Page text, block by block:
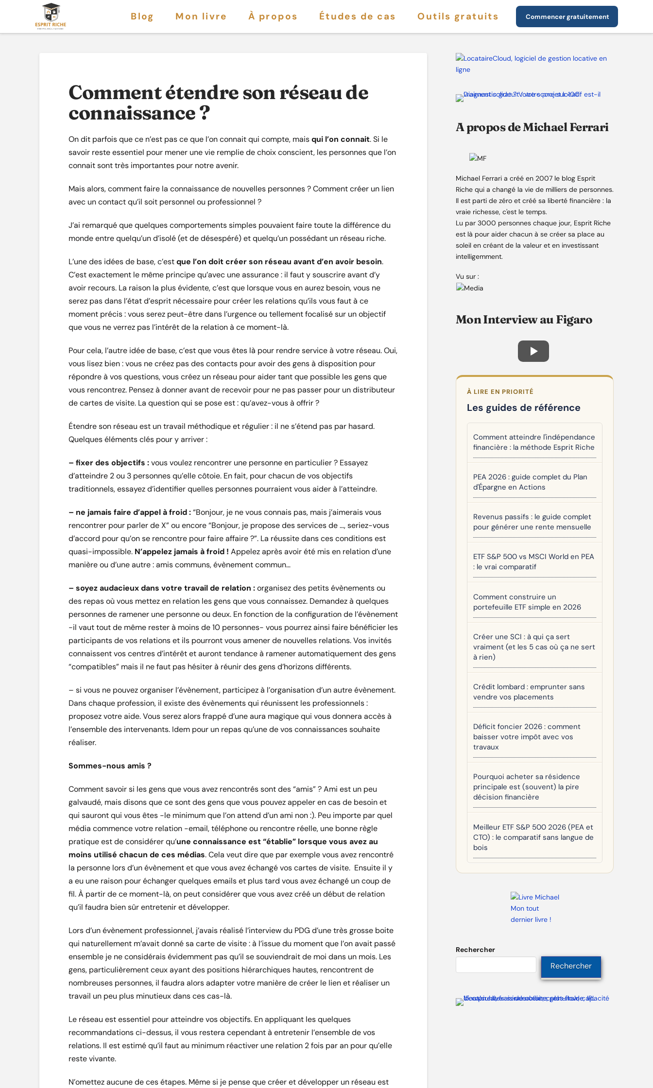
Blog Mon livre À propos Études de cas Outils gratuits Commencer gratuitement
Comment étendre son réseau de
connaissance ?
On dit parfois que ce n’est pas ce que l’on connait qui compte, maisqui l’on connait. Si le
savoir reste essentiel pour mener une vie remplie de choix conscient, les personnes que l’on
connait sont très importantes pour notre avenir.
Mais alors, comment faire la connaissance de nouvelles personnes ? Comment créer un lien
avec un contact qu’il soit personnel ou professionnel ?
J’ai remarqué que quelques comportements simples pouvaient faire toute la différence du
monde entre quelqu’un d’isolé (et de désespéré) et quelqu’un possédant un réseau riche.
L’une des idées de base, c’estque l’on doit créer son réseau avant d’en avoir besoin.
C’est exactement le même principe qu’avec une assurance : il faut y souscrire avant d’y
avoir recours. La raison la plus évidente, c’est que lorsque vous en aurez besoin, vous ne
serez pas dans l’état d’esprit nécessaire pour créer les relations qu’ils vous faut à ce
moment précis : vous serez peut-être dans l’urgence ou tellement focalisé sur un objectif
que vous ne verrez pas l’intérêt de la relation à ce moment-là.
Pour cela, l’autre idée de base, c’est que vous êtes là pour rendre service à votre réseau. Oui,
vous lisez bien : vous ne créez pas des contacts pour avoir des gens à disposition pour
répondre à vos questions, vous créez un réseau pour aider tant que possible les gens que
vous rencontrez. Pensez à donner avant de recevoir pour ne pas passer pour un distributeur
de cartes de visite. La question qui se pose est : qu’avez-vous à offrir ?
Étendre son réseau est un travail méthodique et régulier : il ne s’étend pas par hasard.
Quelques éléments clés pour y arriver :
– fixer des objectifs :vous voulez rencontrer une personne en particulier ? Essayez
d’atteindre 2 ou 3 personnes qu’elle côtoie. En fait, pour chacun de vos objectifs
traditionnels, essayez d’identifier quelles personnes pourraient vous aider à l’atteindre.
– ne jamais faire d’appel à froid :“Bonjour, je ne vous connais pas, mais j’aimerais vous
rencontrer pour parler de X” ou encore “Bonjour, je propose des services de …, seriez-vous
d’accord pour qu’on se rencontre pour faire affaire ?”. La réussite dans ces conditions est
quasi-impossible. N’appelez jamais à froid ! Appelez après avoir été mis en relation d’une
manière ou d’une autre : amis communs, évènement commun…
– soyez audacieux dans votre travail de relation :organisez des petits évènements ou
des repas où vous mettez en relation les gens que vous connaissez. Demandez à quelques
personnes de ramener une personne ou deux. En fonction de la configuration de l’évènement
-il vaut tout de même rester à moins de 10 personnes- vous pourrez ainsi faire bénéficier les
participants de vos relations et ils pourront vous amener de nouvelles relations. Vos invités
connaissent vos centres d’intérêt et auront tendance à ramener automatiquement des gens
“compatibles” mais il ne faut pas hésiter à réunir des gens d’horizons différents.
– si vous ne pouvez organiser l’évènement, participez à l’organisation d’un autre évènement.
Dans chaque profession, il existe des évènements qui réunissent les professionnels :
proposez votre aide. Vous serez alors frappé d’une aura magique qui vous donnera accès à
l’ensemble des intervenants. Idem pour un repas qu’une de vos connaissances souhaite
réaliser.
Sommes-nous amis ?
Comment savoir si les gens que vous avez rencontrés sont des “amis” ? Ami est un peu
galvaudé, mais disons que ce sont des gens que vous pouvez appeler en cas de besoin et
qui sauront qui vous êtes -le minimum que l’on attend d’un ami non :). Peu importe par quel
média commence votre relation -email, téléphone ou rencontre réelle, une bonne règle
pratique est de considérer qu’une connaissance est “établie” lorsque vous avez au
moins utilisé chacun de ces médias. Cela veut dire que par exemple vous avez rencontré
la personne lors d’un évènement et que vous avez échangé vos cartes de visite. Ensuite il y
a eu une raison pour échanger quelques emails et plus tard vous avez échangé un coup de
fil. À partir de ce moment-là, on peut considérer que vous avez créé un début de relation
qu’il faudra bien sûr entretenir et développer.
Lors d’un évènement professionnel, j’avais réalisé l’interview du PDG d’une très grosse boite
qui naturellement m’avait donné sa carte de visite : à l’issue du moment que l’on avait passé
ensemble je ne considérais évidemment pas qu’il se souviendrait de moi dans un mois. Les
gens, particulièrement ceux ayant des positions hiérarchiques hautes, rencontrent de
nombreuses personnes, il faudra alors adapter votre manière de créer le lien et réaliser un
travail un peu plus minutieux dans ces cas-là.
Le réseau est essentiel pour atteindre vos objectifs. En appliquant les quelques
recommandations ci-dessus, il vous restera cependant à entretenir l’ensemble de vos
relations. Il est estimé qu’il faut au minimum réactiver une relation 2 fois par an pour qu’elle
reste vivante.
N’omettez aucune de ces étapes. Même si je pense que créer et développer un réseau est
A propos de Michael Ferrari
Michael Ferrari a créé en 2007 le blog Esprit
Riche qui a changé la vie de milliers de personnes.
Il est parti de zéro et créé sa liberté financière : la
vraie richesse, c'est le temps.
Lu par 3000 personnes chaque jour, Esprit Riche
est là pour aider chacun à se créer sa place au
soleil en créant de la valeur et en investissant
intelligemment.
Vu sur :
Mon Interview au Figaro
À LIRE EN PRIORITÉ
Les guides de référence
Comment atteindre l'indépendance
financière : la méthode Esprit Riche
PEA 2026 : guide complet du Plan
d'Épargne en Actions
Revenus passifs : le guide complet
pour générer une rente mensuelle
ETF S&P 500 vs MSCI World en PEA
: le vrai comparatif
Comment construire un
portefeuille ETF simple en 2026
Créer une SCI : à qui ça sert
vraiment (et les 5 cas où ça ne sert
à rien)
Crédit lombard : emprunter sans
vendre vos placements
Déficit foncier 2026 : comment
baisser votre impôt avec vos
travaux
Pourquoi acheter sa résidence
principale est (souvent) la pire
décision financière
Meilleur ETF S&P 500 2026 (PEA et
CTO) : le comparatif sans langue de
bois
Mon tout
dernier livre !
Rechercher
Rechercher